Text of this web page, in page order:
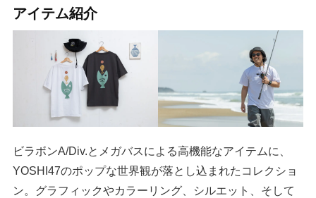
アイテム紹介
ビラボンA/Div.とメガバスによる高機能なアイテムに、
YOSHI47のポップな世界観が落とし込まれたコレクショ
ン。グラフィックやカラーリング、シルエット、そして